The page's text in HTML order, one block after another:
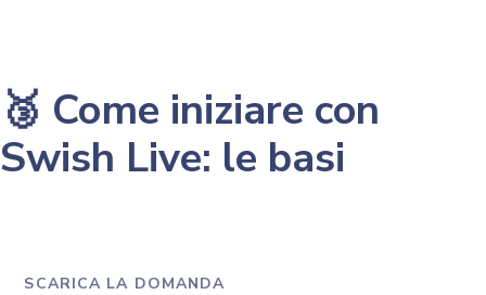
🥉 Come iniziare con
Swish Live: le basi
SCARICA LA DOMANDA